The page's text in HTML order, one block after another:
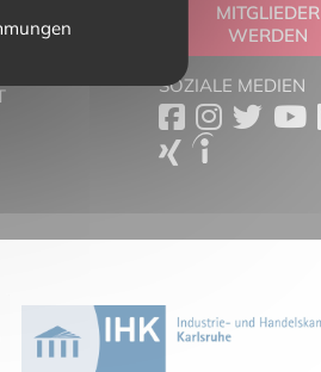
MITGLIEDER
WERDEN
SOZIALE MEDIEN